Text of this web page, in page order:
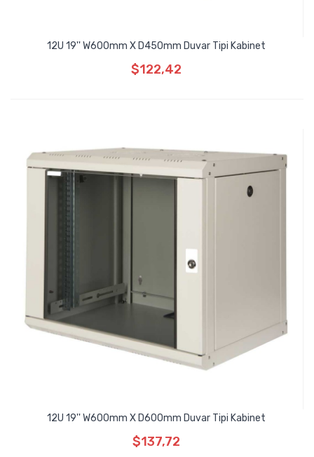
12U 19'' W600mm X D450mm Duvar Tipi Kabinet
$122,42
12U 19'' W600mm X D600mm Duvar Tipi Kabinet
$137,72